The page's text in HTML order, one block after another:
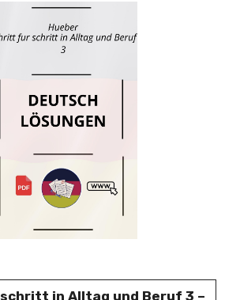
in Alltag und Beruf 3 –